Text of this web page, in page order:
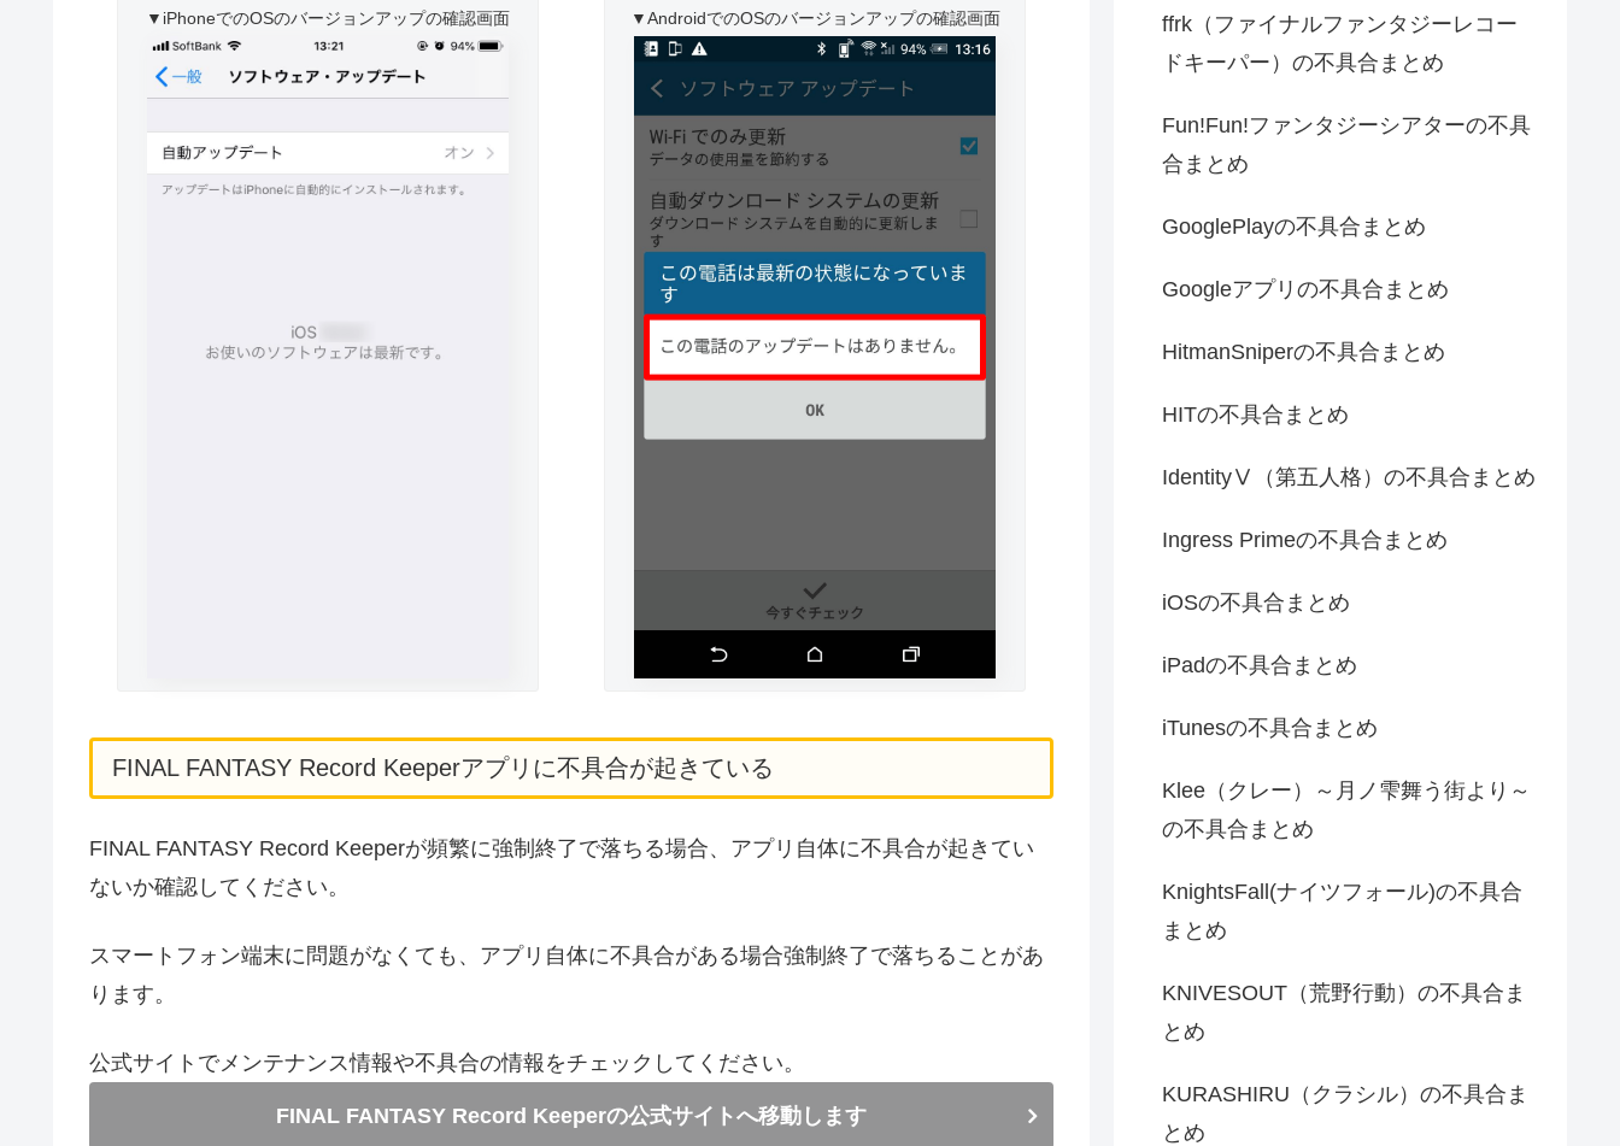
▼iPhoneでのOSのバージョンアップの確認画面 ▼AndroidでのOSのバージョンアップの確認画面
FINAL FANTASY Record Keeperアプリに不具合が起きている
FINAL FANTASY Record Keeperが頻繁に強制終了で落ちる場合、アプリ自体に不具合が起きてい
ないか確認してください。
スマートフォン端末に問題がなくても、アプリ自体に不具合がある場合強制終了で落ちることがあ
ります。
公式サイトでメンテナンス情報や不具合の情報をチェックしてください。
FINAL FANTASY Record Keeperの公式サイトへ移動します
ffrk（ファイナルファンタジーレコー
ドキーパー）の不具合まとめ
Fun!Fun!ファンタジーシアターの不具
合まとめ
GooglePlayの不具合まとめ
Googleアプリの不具合まとめ
HitmanSniperの不具合まとめ
HITの不具合まとめ
IdentityⅤ（第五人格）の不具合まとめ
Ingress Primeの不具合まとめ
iOSの不具合まとめ
iPadの不具合まとめ
iTunesの不具合まとめ
Klee（クレー）～月ノ雫舞う街より～
の不具合まとめ
KnightsFall(ナイツフォール)の不具合
まとめ
KNIVESOUT（荒野行動）の不具合ま
とめ
KURASHIRU（クラシル）の不具合ま
とめ